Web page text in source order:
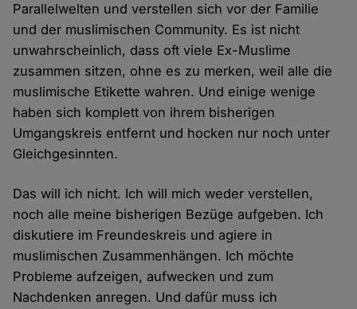
Parallelwelten und verstellen sich vor der Familie
und der muslimischen Community. Es ist nicht
unwahrscheinlich, dass oft viele Ex-Muslime
zusammen sitzen, ohne es zu merken, weil alle die
muslimische Etikette wahren. Und einige wenige
haben sich komplett von ihrem bisherigen
Umgangskreis entfernt und hocken nur noch unter
Gleichgesinnten.
Das will ich nicht. Ich will mich weder verstellen,
noch alle meine bisherigen Bezüge aufgeben. Ich
diskutiere im Freundeskreis und agiere in
muslimischen Zusammenhängen. Ich möchte
Probleme aufzeigen, aufwecken und zum
Nachdenken anregen. Und dafür muss ich